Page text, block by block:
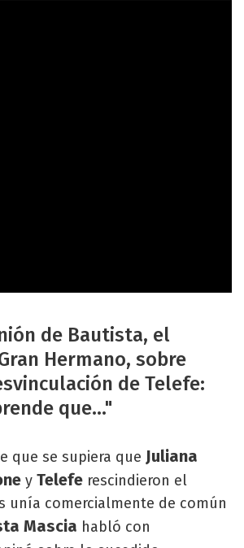
de Bautista, el
Hermano, sobre
de Telefe:
que..."
que se supiera que Juliana
y Telefe rescindieron el
unía comercialmente de común
Mascia habló con